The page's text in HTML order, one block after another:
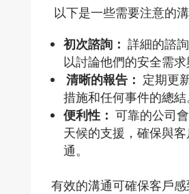
以下是一些需要注意的溝
初次諮詢： 詳細的諮
以討論他們的安全需求
清晰的報告： 定期更
措施和任何事件的總結
便利性： 可靠的公司
天候的支援，確保與客
通。
有效的溝通可確保客戶